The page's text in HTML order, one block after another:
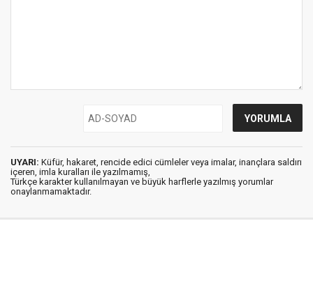
UYARI: Küfür, hakaret, rencide edici cümleler veya imalar, inançlara saldırı
içeren, imla kuralları ile yazılmamış,
Türkçe karakter kullanılmayan ve büyük harflerle yazılmış yorumlar
onaylanmamaktadır.